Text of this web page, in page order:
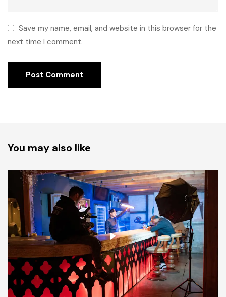
Save my name, email, and website in this browser for the
next time I comment.
You may also like